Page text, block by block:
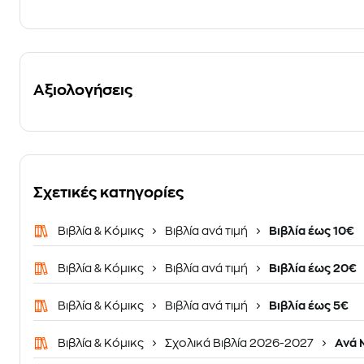
Αξιολογήσεις
Σχετικές κατηγορίες
Βιβλία & Κόμικς Βιβλία ανά τιμή Βιβλία έως 10€
Βιβλία & Κόμικς Βιβλία ανά τιμή Βιβλία έως 20€
Βιβλία & Κόμικς Βιβλία ανά τιμή Βιβλία έως 5€
Βιβλία & Κόμικς Σχολικά Βιβλία 2026-2027 Ανά